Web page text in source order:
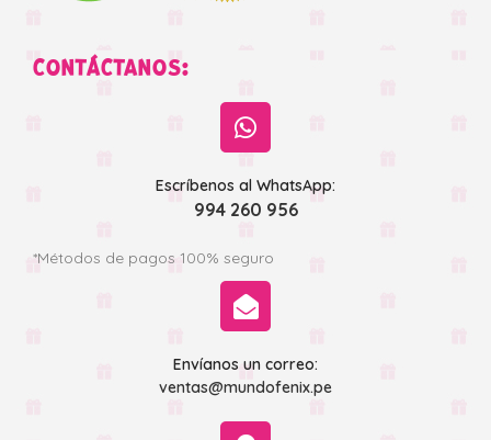
CONTÁCTANOS:
Escríbenos al WhatsApp:
994 260 956
*Métodos de pagos 100% seguro
Envíanos un correo:
ventas@mundofenix.pe